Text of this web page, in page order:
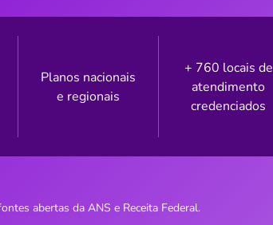
Planos nacionais
e regionais
+ 760 locais de
atendimento
credenciados
abertas da ANS e Receita Federal.